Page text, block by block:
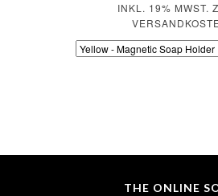
INKL. 19% MWST.
THE ONLINE